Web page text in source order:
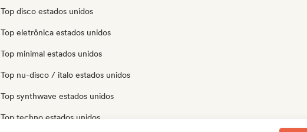
Top disco estados unidos
Top eletrônica estados unidos
Top minimal estados unidos
Top nu-disco / italo estados unidos
Top synthwave estados unidos
Top techno estados unidos